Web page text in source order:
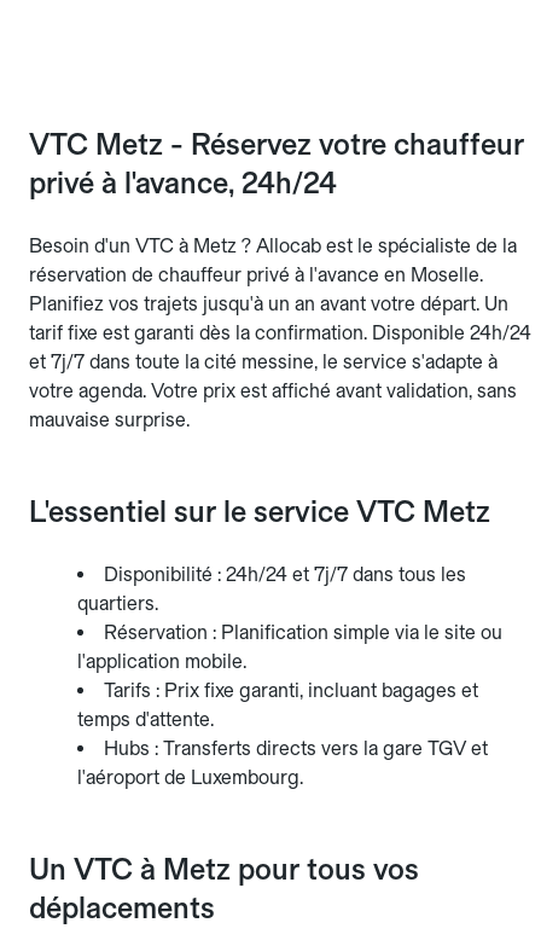
VTC Metz - Réservez votre chauffeur
privé à l'avance, 24h/24
Besoin d'un VTC à Metz ? Allocab est le spécialiste de la
réservation de chauffeur privé à l'avance en Moselle.
Planifiez vos trajets jusqu'à un an avant votre départ. Un
tarif fixe est garanti dès la confirmation. Disponible 24h/24
et 7j/7 dans toute la cité messine, le service s'adapte à
votre agenda. Votre prix est affiché avant validation, sans
mauvaise surprise.
L'essentiel sur le service VTC Metz
Disponibilité : 24h/24 et 7j/7 dans tous les
quartiers.
Réservation : Planification simple via le site ou
l'application mobile.
Tarifs : Prix fixe garanti, incluant bagages et
temps d'attente.
Hubs : Transferts directs vers la gare TGV et
l'aéroport de Luxembourg.
Un VTC à Metz pour tous vos
déplacements